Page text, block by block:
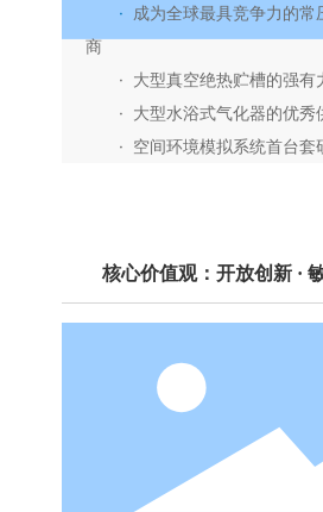
· 成为全球最具竞争力的常
商
· 大型真空绝热贮槽的强有
· 大型水浴式气化器的优秀
· 空间环境模拟系统首台套
核心价值观：开放创新 ·